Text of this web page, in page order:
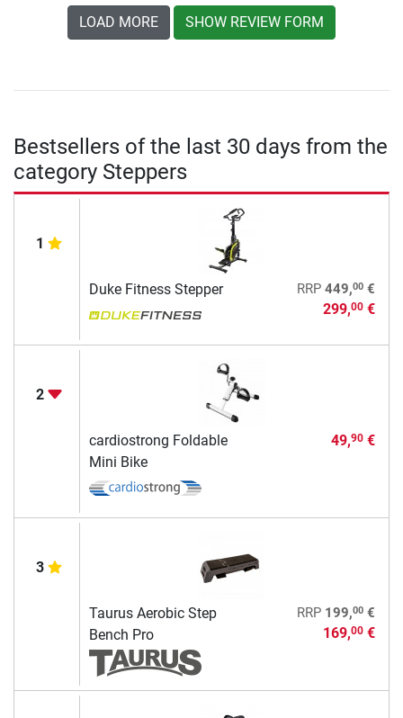
LOAD MORE SHOW REVIEW FORM
Bestsellers of the last 30 days from the
category Steppers
1
Duke Fitness Stepper RRP 449,00€
299,00€
2
cardiostrong Foldable
Mini Bike
49,90€
3
Taurus Aerobic Step
Bench Pro
RRP 199,00€
169,00€